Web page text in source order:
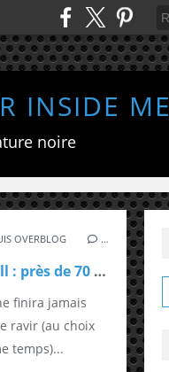
INSIDE ME
noire
OVERBLOG …
L'affaire Emmett Till : près de 70 ans après, la plaie ouverte
finira jamais
ravir (au choix
temps)...